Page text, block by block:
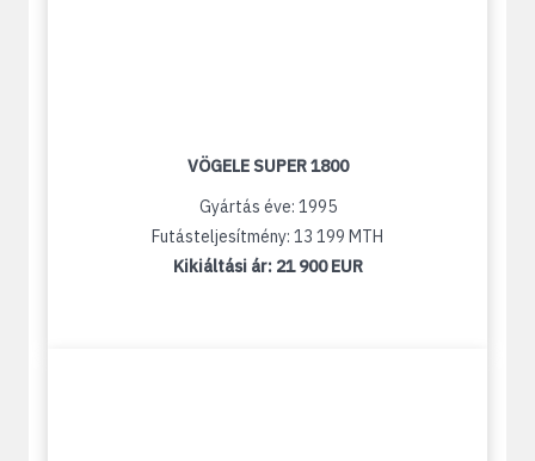
VÖGELE SUPER 1800
Gyártás éve: 1995
Futásteljesítmény: 13 199 MTH
Kikiáltási ár: 21 900 EUR